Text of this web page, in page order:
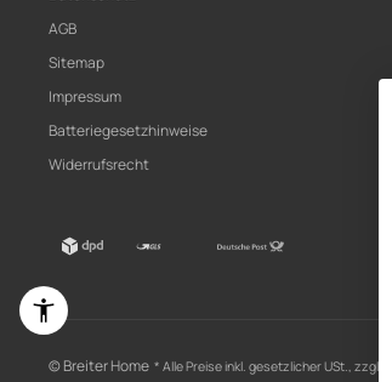
AGB
Sitemap
Impressum
Batteriegesetzhinweise
Widerrufsrecht
© Breiter Home * Alle Preise inkl. gesetzlicher USt., zzgl.